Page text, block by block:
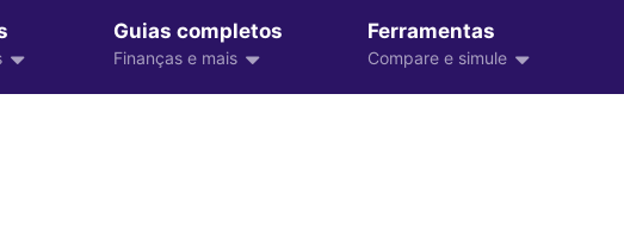
Guias completos
Finanças e mais
Ferramentas
Compare e simule